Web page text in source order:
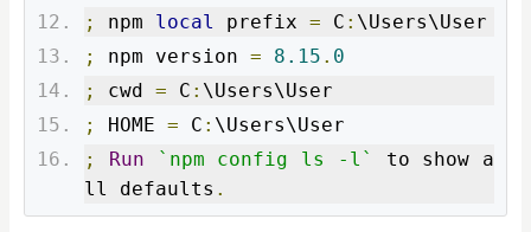
;
npm local prefix = C : \Users\User
;
npm version = 8.15 . 0
;
cwd = C : \Users\User
;
HOME = C : \Users\User
;
Run `npm config ls -l`
to show a
ll defaults .